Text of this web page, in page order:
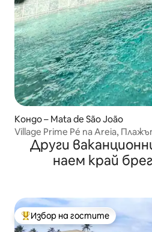
Кондо – Mata de São João
Village Prime Pé na Areia,
Други
наем край
Най-популярен избор на
Избор на гостите